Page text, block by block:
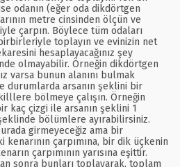
odanın (eğer oda dikdörtgen
metre cinsinden ölçün ve
çarpın. Böylece tüm odaları
toplayın ve evinizin net
hesaplayacağınız şey
olmayabilir. Örneğin dikdörtgen
varsa bunun alanını bulmak
durumlarda arsanın şeklini bir
bölmeye çalışın. Örneğin
kaç çizgi ile arsanın şeklini 1
bölümlere ayırabilirsiniz.
girmeyeceğiz ama bir
çarpımına, bir dik üçkenin
çarpımının yarısına eşittir.
sonra bunları toplayarak, toplam